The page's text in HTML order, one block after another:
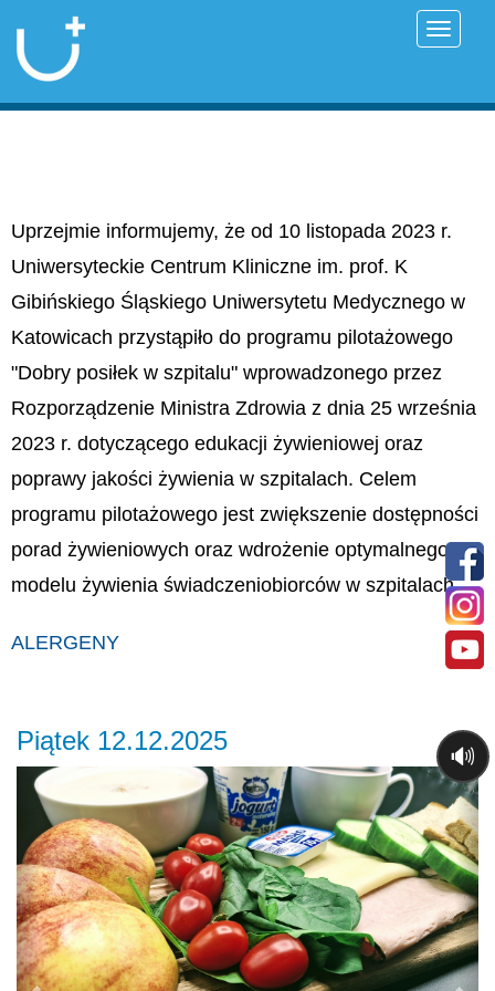
Uprzejmie informujemy, że od 10 listopada 2023 r.
Uniwersyteckie Centrum Kliniczne im. prof. K
Gibińskiego Śląskiego Uniwersytetu Medycznego w
Katowicach przystąpiło do programu pilotażowego
"Dobry posiłek w szpitalu" wprowadzonego przez
Rozporządzenie Ministra Zdrowia z dnia 25 września
2023 r. dotyczącego edukacji żywieniowej oraz
poprawy jakości żywienia w szpitalach. Celem
programu pilotażowego jest zwiększenie dostępności
porad żywieniowych oraz wdrożenie optymalnego
modelu żywienia świadczeniobiorców w szpitalach.
ALERGENY
Piątek 12.12.2025
Previous
🔊